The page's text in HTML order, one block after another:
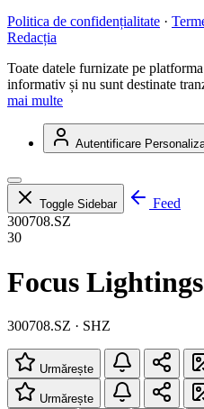
Politica de confidențialitate ·
Redacția
Toate datele furnizate pe
informativ și nu sunt destinate
mai multe
Autentificare
Toggle Sidebar
Feed
300708.SZ
30
Focus
300708.SZ · SHZ
Urmărește
Urmărește